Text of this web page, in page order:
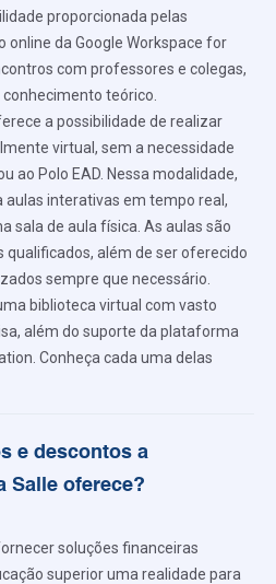
proporcionada pelas
da Google Workspace for
com professores e colegas,
teórico.
a possibilidade de realizar
virtual, sem a necessidade
ao Polo EAD. Nessa modalidade,
interativas em tempo real,
sala de aula física. As aulas são
além de ser oferecido
sempre que necessário.
biblioteca virtual com vasto
além do suporte da plataforma
Conheça cada uma delas
e descontos a
Salle oferece?
soluções financeiras
superior uma realidade para